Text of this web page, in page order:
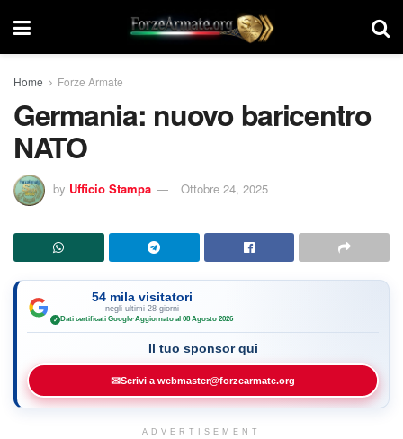
Home Forze Armate
Germania: nuovo baricentro
NATO
by Ufficio Stampa Ottobre 24, 2025
54 mila visitatori
negli ultimi 28 giorni
✓ Dati certificati Google·Aggiornato al 08 Agosto 2026
Il tuo sponsor qui
✉Scrivi a webmaster@forzearmate.org
ADVERTISEMENT